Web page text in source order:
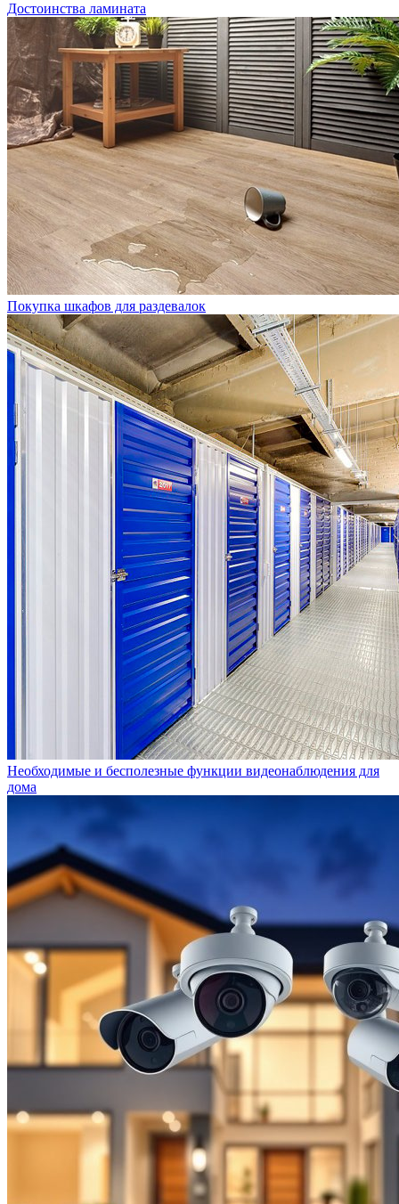
Достоинства ламината
Покупка шкафов для раздевалок
Необходимые и бесполезные функции видеонаблюдения для
дома